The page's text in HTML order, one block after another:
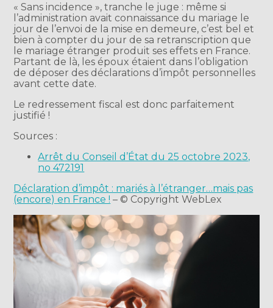
« Sans incidence », tranche le juge : même si
l’administration avait connaissance du mariage le
jour de l’envoi de la mise en demeure, c’est bel et
bien à compter du jour de sa retranscription que
le mariage étranger produit ses effets en France.
Partant de là, les époux étaient dans l’obligation
de déposer des déclarations d’impôt personnelles
avant cette date.
Le redressement fiscal est donc parfaitement
justifié !
Sources :
Arrêt du Conseil d’État du 25 octobre 2023,
no 472191
Déclaration d’impôt : mariés à l’étranger…mais pas
(encore) en France ! – © Copyright WebLex